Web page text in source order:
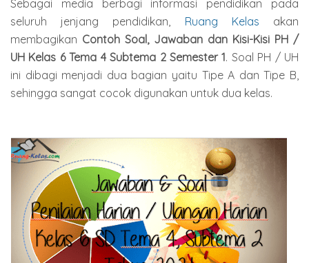
Sebagai media berbagi informasi pendidikan pada
seluruh jenjang pendidikan, Ruang Kelas akan
membagikan Contoh Soal, Jawaban dan Kisi-Kisi PH /
UH Kelas 6 Tema 4 Subtema 2 Semester 1. Soal PH / UH
ini dibagi menjadi dua bagian yaitu Tipe A dan Tipe B,
sehingga sangat cocok digunakan untuk dua kelas.